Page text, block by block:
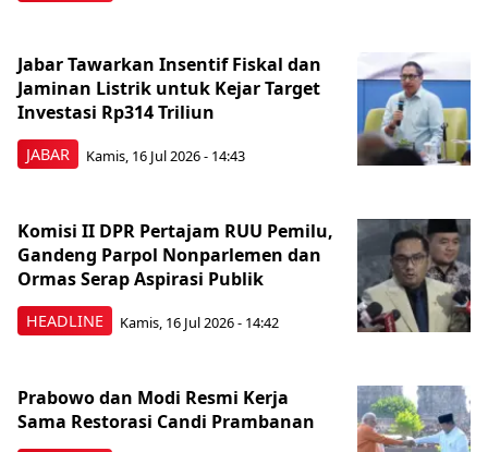
JABAR
Jabar Tawarkan Insentif Fiskal dan
Jaminan Listrik untuk Kejar Target
Investasi Rp314 Triliun
Kamis, 16 Jul 2026 - 14:43
HEADLINE
Komisi II DPR Pertajam RUU Pemilu,
Gandeng Parpol Nonparlemen dan
Ormas Serap Aspirasi Publik
Kamis, 16 Jul 2026 - 14:42
Prabowo dan Modi Resmi Kerja
Sama Restorasi Candi Prambanan